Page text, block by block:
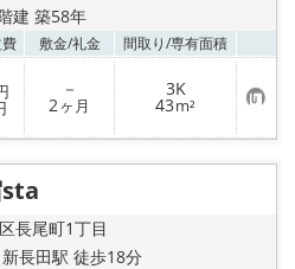
建 築58年
敷金/礼金 間取り/専有面積
－
2ヶ月
3K
43m² お
気
に
り
長尾町1丁目
新長田駅 徒歩18分